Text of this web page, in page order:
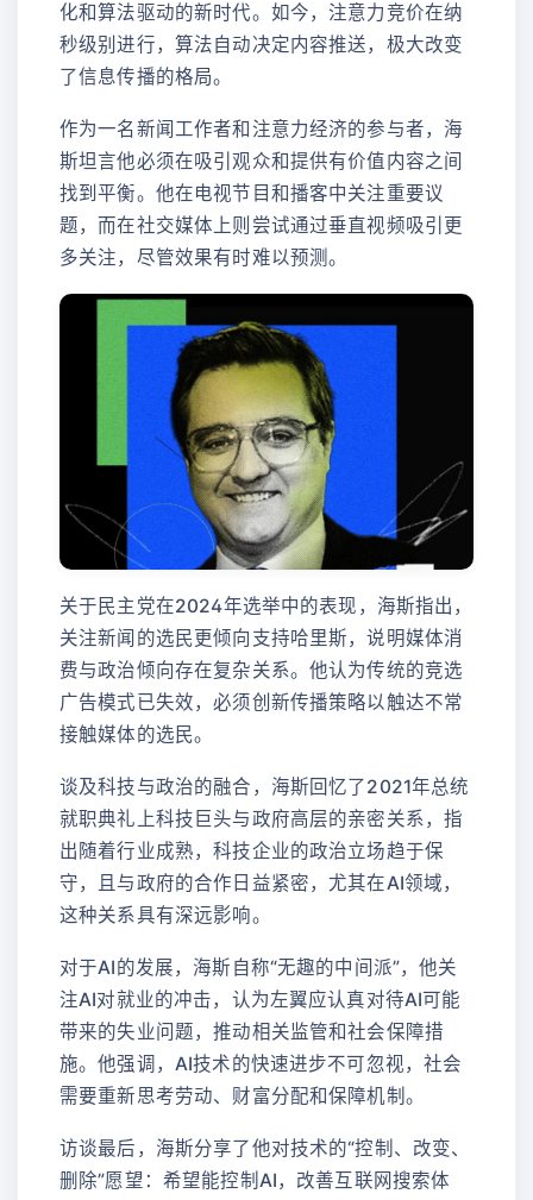
化和算法驱动的新时代。如今，注意力竞价在纳
秒级别进行，算法自动决定内容推送，极大改变
了信息传播的格局。
作为一名新闻工作者和注意力经济的参与者，海
斯坦言他必须在吸引观众和提供有价值内容之间
找到平衡。他在电视节目和播客中关注重要议
题，而在社交媒体上则尝试通过垂直视频吸引更
多关注，尽管效果有时难以预测。
关于民主党在2024年选举中的表现，海斯指出，
关注新闻的选民更倾向支持哈里斯，说明媒体消
费与政治倾向存在复杂关系。他认为传统的竞选
广告模式已失效，必须创新传播策略以触达不常
接触媒体的选民。
谈及科技与政治的融合，海斯回忆了2021年总统
就职典礼上科技巨头与政府高层的亲密关系，指
出随着行业成熟，科技企业的政治立场趋于保
守，且与政府的合作日益紧密，尤其在AI领域，
这种关系具有深远影响。
对于AI的发展，海斯自称“无趣的中间派”，他关
注AI对就业的冲击，认为左翼应认真对待AI可能
带来的失业问题，推动相关监管和社会保障措
施。他强调，AI技术的快速进步不可忽视，社会
需要重新思考劳动、财富分配和保障机制。
访谈最后，海斯分享了他对技术的“控制、改变、
删除”愿望：希望能控制AI，改善互联网搜索体